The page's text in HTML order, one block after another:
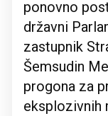
ponovno
državni
zastupnik
Šemsudin
progona za
eksplozivnih